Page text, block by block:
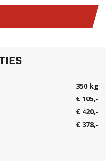
350 kg
€ 105,-
€ 420,-
€ 378,-